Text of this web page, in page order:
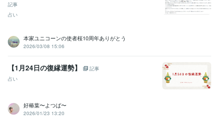
記事
占い
本家ユニコーンの使者桜10周年ありがとう
2026/03/08 15:06
【1月24日の復縁運勢】
記事
占い
好椿葉〜よつば〜
2026/01/23 13:20